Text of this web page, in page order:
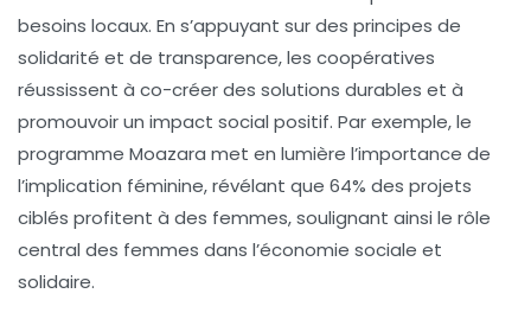
besoins locaux. En s’appuyant sur des principes de
solidarité et de transparence, les coopératives
réussissent à co-créer des solutions durables et à
promouvoir un impact social positif. Par exemple, le
programme Moazara met en lumière l’importance de
l’implication féminine, révélant que 64% des projets
ciblés profitent à des femmes, soulignant ainsi le rôle
central des femmes dans l’économie sociale et
solidaire.